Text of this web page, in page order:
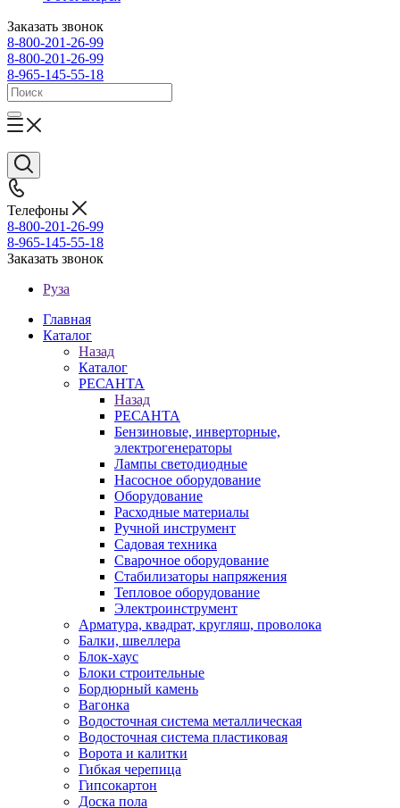
Заказать звонок
8-800-201-26-99
8-800-201-26-99
8-965-145-55-18
Телефоны
8-800-201-26-99
8-965-145-55-18
Заказать звонок
Руза
Главная
Каталог
Назад
Каталог
РЕСАНТА
Назад
РЕСАНТА
Бензиновые, инверторные,
электрогенераторы
Лампы светодиодные
Насосное оборудование
Оборудование
Расходные материалы
Ручной инструмент
Садовая техника
Сварочное оборудование
Стабилизаторы напряжения
Тепловое оборудование
Электроинструмент
Арматура, квадрат, кругляш, проволока
Балки, швеллера
Блок-хаус
Блоки строительные
Бордюрный камень
Вагонка
Водосточная система металлическая
Водосточная система пластиковая
Ворота и калитки
Гибкая черепица
Гипсокартон
Доска пола